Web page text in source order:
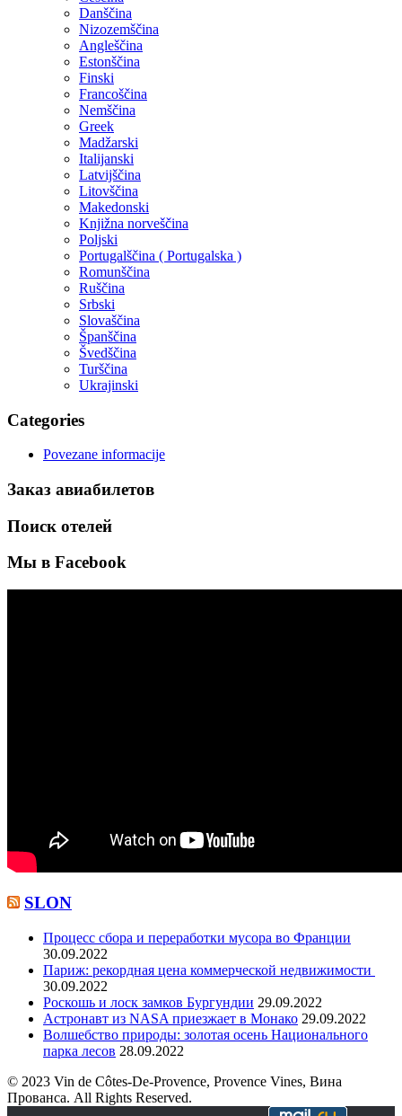
Danščina
Nizozemščina
Angleščina
Estonščina
Finski
Francoščina
Nemščina
Greek
Madžarski
Italijanski
Latvijščina
Litovščina
Makedonski
Knjižna norveščina
Poljski
Portugalščina ( Portugalska )
Romunščina
Ruščina
Srbski
Slovaščina
Španščina
Švedščina
Turščina
Ukrajinski
Categories
Povezane informacije
Заказ авиабилетов
Поиск отелей
Мы в Facebook
SLON
Процесс сбора и переработки мусора во Франции
30.09.2022
Париж: рекордная цена коммерческой недвижимости
30.09.2022
Роскошь и лоск замков Бургундии 29.09.2022
Астронавт из NASA приезжает в Монако 29.09.2022
Волшебство природы: золотая осень Национального
парка лесов 28.09.2022
© 2023 Vin de Côtes-De-Provence, Provence Vines, Вина
Прованса. All Rights Reserved.